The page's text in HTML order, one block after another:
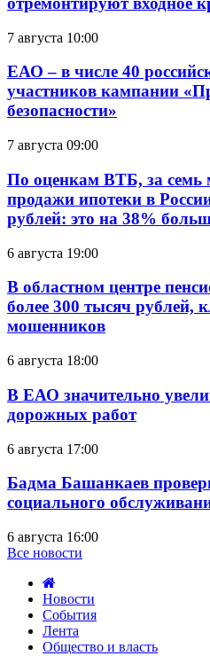
7 августа 10:00
ЕАО – в числе 40
участников кампании
безопасности»
7 августа 09:00
По оценкам ВТБ, за семь
продажи ипотеки в
рублей: это на 38%
6 августа 19:00
В областном центре
более 300 тысяч рублей,
мошенников
6 августа 18:00
В ЕАО значительно
дорожных работ
6 августа 17:00
Бадма Башанкаев
социального
6 августа 16:00
Все новости
Новости
События
Лента
Общество и власть